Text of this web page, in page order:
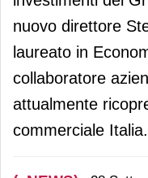
nuovo direttore
laureato in
collaboratore
attualmente
commerciale Italia.